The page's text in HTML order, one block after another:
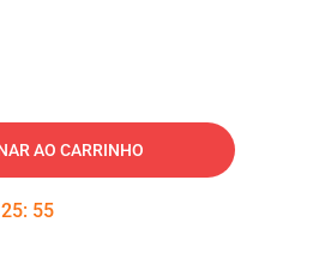
AO CARRINHO
25: 54